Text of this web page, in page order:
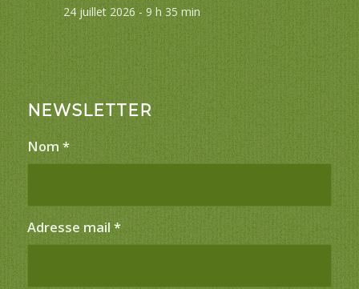
24 juillet 2026 - 9 h 35 min
NEWSLETTER
Nom *
Adresse mail *